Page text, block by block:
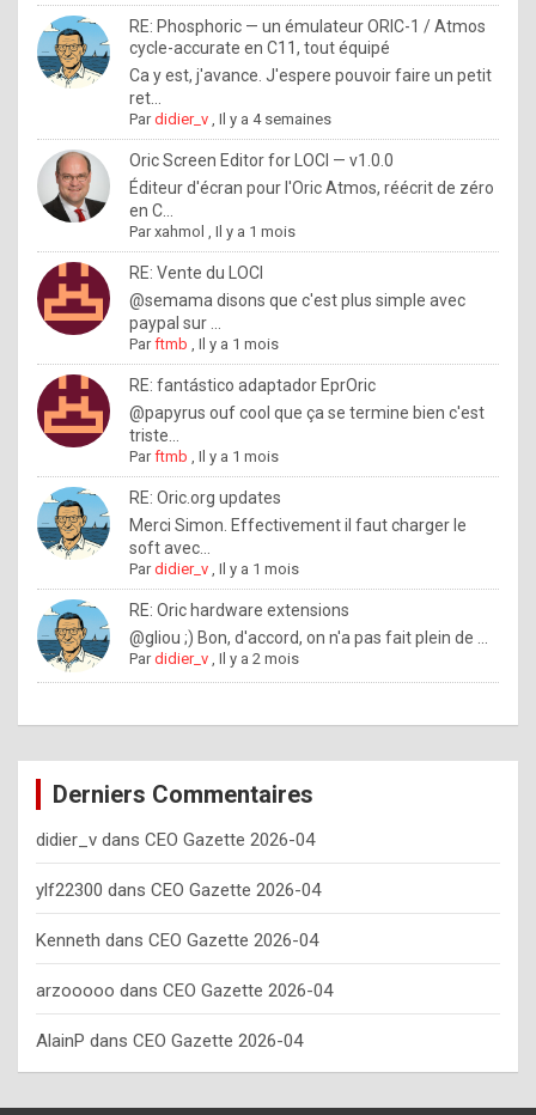
.
I
f
y
o
u
w
a
n
t
o
n
o
w
h
o
w
o
e
y
o
u
s
h
o
RE: Phosphoric — un émulateur ORIC-1 / Atmos
cycle-accurate en C11, tout équipé
Ca y est, j'avance. J'espere pouvoir faire un petit
ret...
Pardidier_v ,Il y a 4 semaines
Oric Screen Editor for LOCI — v1.0.0
Éditeur d'écran pour l'Oric Atmos, réécrit de zéro
en C...
Parxahmol ,Il y a 1 mois
RE: Vente du LOCI
@semama disons que c'est plus simple avec
paypal sur ...
Parftmb ,Il y a 1 mois
RE: fantástico adaptador EprOric
@papyrus ouf cool que ça se termine bien c'est
triste...
Parftmb ,Il y a 1 mois
RE: Oric.org updates
Merci Simon. Effectivement il faut charger le
soft avec...
Pardidier_v ,Il y a 1 mois
RE: Oric hardware extensions
@gliou ;) Bon, d'accord, on n'a pas fait plein de ...
Pardidier_v ,Il y a 2 mois
Derniers Commentaires
didier_v dans CEO Gazette 2026-04
ylf22300 dans CEO Gazette 2026-04
Kenneth dans CEO Gazette 2026-04
arzooooo dans CEO Gazette 2026-04
AlainP dans CEO Gazette 2026-04